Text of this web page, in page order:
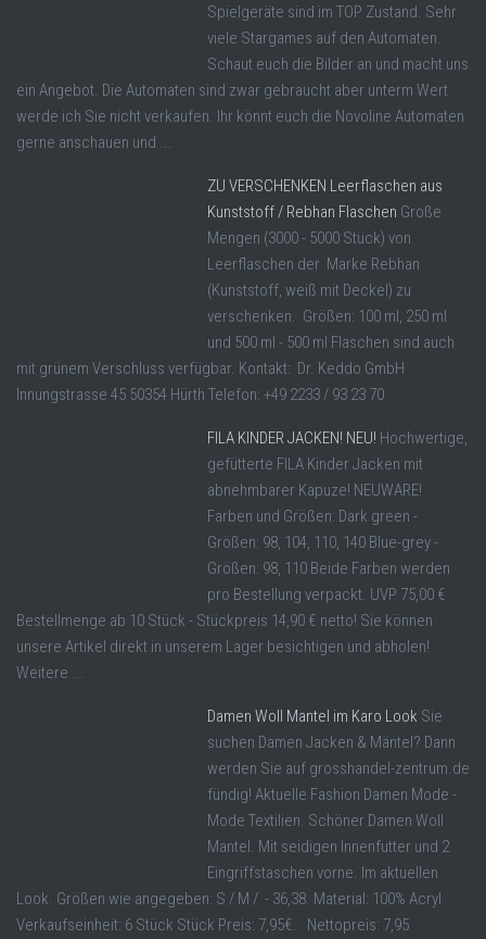
Spielgeräte sind im TOP Zustand. Sehr
viele Stargames auf den Automaten.
Schaut euch die Bilder an und macht uns
ein Angebot. Die Automaten sind zwar gebraucht aber unterm Wert
werde ich Sie nicht verkaufen. Ihr könnt euch die Novoline Automaten
gerne anschauen und ...
ZU VERSCHENKEN Leerflaschen aus
Kunststoff / Rebhan Flaschen Große
Mengen (3000 - 5000 Stück) von
Leerflaschen der Marke Rebhan
(Kunststoff, weiß mit Deckel) zu
verschenken. Größen: 100 ml, 250 ml
und 500 ml - 500 ml Flaschen sind auch
mit grünem Verschluss verfügbar. Kontakt: Dr. Keddo GmbH
Innungstrasse 45 50354 Hürth Telefon: +49 2233 / 93 23 70
FILA KINDER JACKEN! NEU! Hochwertige,
gefütterte FILA Kinder Jacken mit
abnehmbarer Kapuze! NEUWARE!
Farben und Größen: Dark green -
Größen: 98, 104, 110, 140 Blue-grey -
Größen: 98, 110 Beide Farben werden
pro Bestellung verpackt. UVP 75,00 €
Bestellmenge ab 10 Stück - Stückpreis 14,90 € netto! Sie können
unsere Artikel direkt in unserem Lager besichtigen und abholen!
Weitere ...
Damen Woll Mantel im Karo Look Sie
suchen Damen Jacken & Mäntel? Dann
werden Sie auf grosshandel-zentrum.de
fündig! Aktuelle Fashion Damen Mode -
Mode Textilien. Schöner Damen Woll
Mantel. Mit seidigen Innenfutter und 2
Eingriffstaschen vorne. Im aktuellen
Look. Größen wie angegeben: S / M / - 36,38. Material: 100% Acryl
Verkaufseinheit: 6 Stück Stück Preis: 7,95€. Nettopreis: 7,95